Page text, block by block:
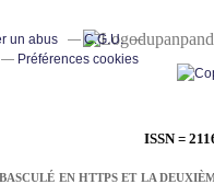
ISSN =
EN HTTPS ET LA
un abus
C.G.U.
Préférences cookies